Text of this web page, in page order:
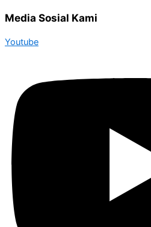
Media Sosial Kami
Youtube